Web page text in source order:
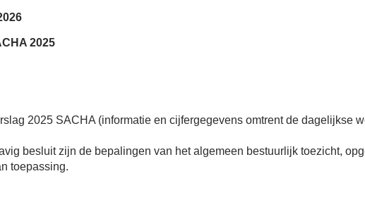
2025
2025 SACHA (informatie en cijfergegevens omtrent de dagelijkse
besluit zijn de bepalingen van het algemeen bestuurlijk toezicht,
toepassing.